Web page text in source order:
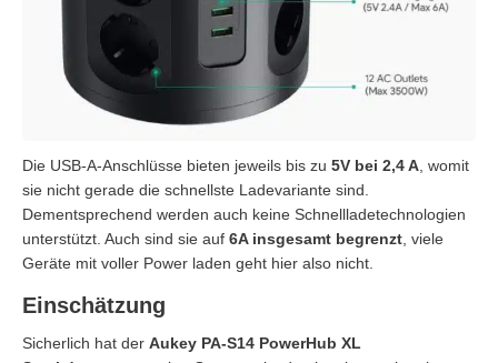
Die USB-A-Anschlüsse bieten jeweils bis zu 5V bei 2,4 A , womit
sie nicht gerade die schnellste Ladevariante sind.
Dementsprechend werden auch keine Schnellladetechnologien
unterstützt. Auch sind sie auf 6A insgesamt begrenzt , viele
Geräte mit voller Power laden geht hier also nicht.
Einschätzung
Sicherlich hat der Aukey PA-S14 PowerHub XL